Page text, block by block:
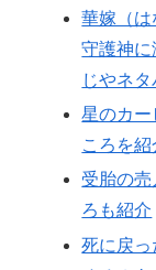
華嫁（
守護神
じやネ
星のカ
ころを紹
受胎の
ろも紹介
死に戻